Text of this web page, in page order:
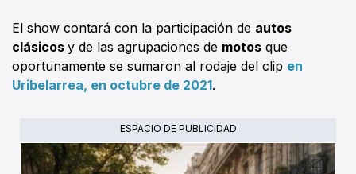
El show contará con la participación de autos
clásicos y de las agrupaciones de motos que
oportunamente se sumaron al rodaje del clip en
Uribelarrea, en octubre de 2021.
ESPACIO DE PUBLICIDAD